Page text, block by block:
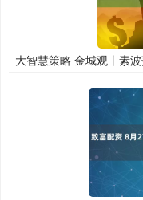
大智慧策略 金城观丨素